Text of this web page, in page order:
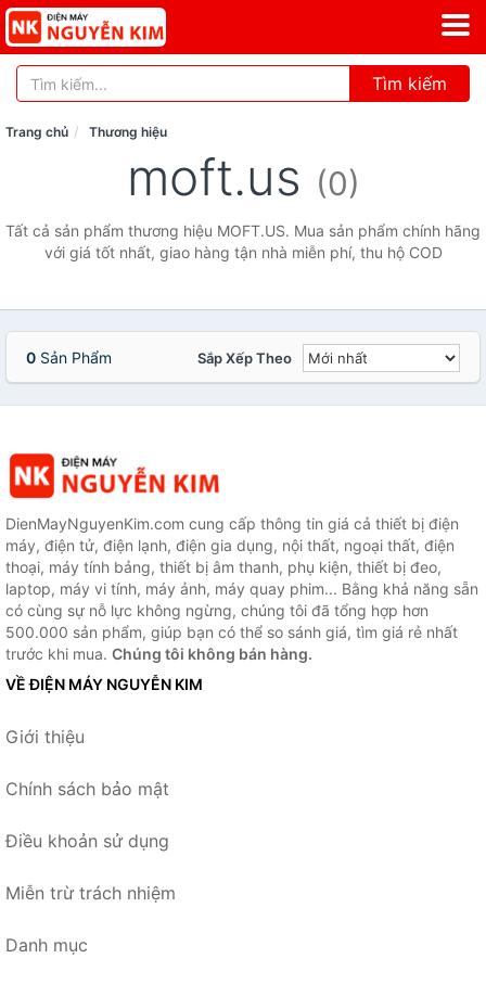
Tìm kiếm
Trang chủ Thương hiệu
moft.us (0)
Tất cả sản phẩm thương hiệu MOFT.US. Mua sản phẩm chính hãng
với giá tốt nhất, giao hàng tận nhà miễn phí, thu hộ COD
0 Sản Phẩm Sắp Xếp Theo
DienMayNguyenKim.com cung cấp thông tin giá cả thiết bị điện
máy, điện tử, điện lạnh, điện gia dụng, nội thất, ngoại thất, điện
thoại, máy tính bảng, thiết bị âm thanh, phụ kiện, thiết bị đeo,
laptop, máy vi tính, máy ảnh, máy quay phim... Bằng khả năng sẵn
có cùng sự nỗ lực không ngừng, chúng tôi đã tổng hợp hơn
500.000 sản phẩm, giúp bạn có thể so sánh giá, tìm giá rẻ nhất
trước khi mua. Chúng tôi không bán hàng.
VỀ ĐIỆN MÁY NGUYỄN KIM
Giới thiệu
Chính sách bảo mật
Điều khoản sử dụng
Miễn trừ trách nhiệm
Danh mục